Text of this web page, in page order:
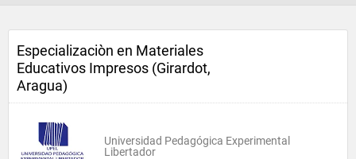
Especializaciòn en Materiales
Educativos Impresos (Girardot,
Aragua)
Universidad Pedagógica Experimental
Libertador